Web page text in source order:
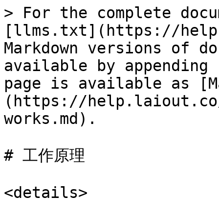
> For the complete
[llms.txt](https://
Markdown versions of
available by
page is available as
(https://
works.md).
# 工作原理
<details>